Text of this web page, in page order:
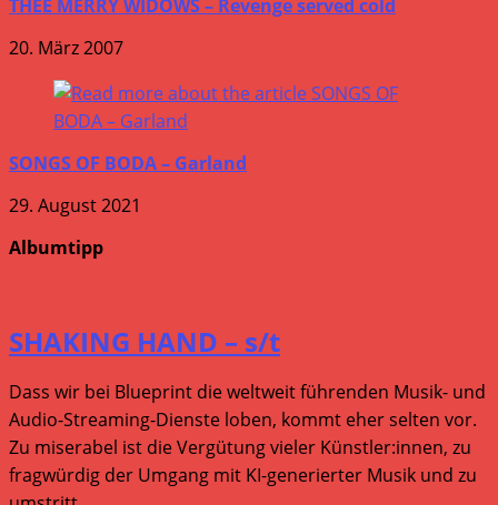
THEE MERRY WIDOWS – Revenge served cold
20. März 2007
SONGS OF BODA – Garland
29. August 2021
Albumtipp
SHAKING HAND – s/t
Dass wir bei Blueprint die weltweit führenden Musik- und
Audio-Streaming-Dienste loben, kommt eher selten vor.
Zu miserabel ist die Vergütung vieler Künstler:innen, zu
fragwürdig der Umgang mit KI-generierter Musik und zu